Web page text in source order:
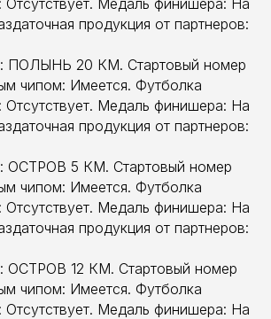
Отсутствует. Медаль финишера: На
продукция от партнеров:
ПОЛЫНЬ 20 КМ. Стартовый номер
чипом: Имеется. Футболка
Отсутствует. Медаль финишера: На
продукция от партнеров:
ОСТРОВ 5 КМ. Стартовый номер
чипом: Имеется. Футболка
Отсутствует. Медаль финишера: На
продукция от партнеров:
ОСТРОВ 12 КМ. Стартовый номер
чипом: Имеется. Футболка
Отсутствует. Медаль финишера: На